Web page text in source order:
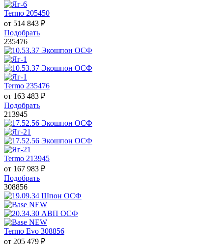
Termo 205450
от 514 843 ₽
Подобрать
235476
Termo 235476
от 163 483 ₽
Подобрать
213945
Termo 213945
от 167 983 ₽
Подобрать
308856
Termo Evo 308856
от 205 479 ₽